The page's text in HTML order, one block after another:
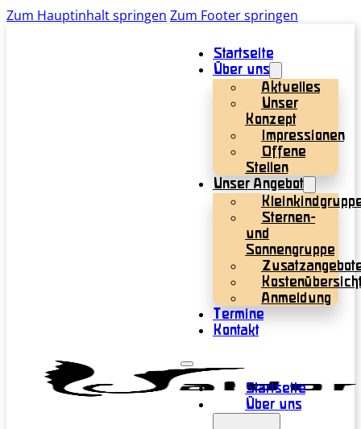
Zum Hauptinhalt springen Zum Footer springen
Startseite
Über uns
Aktuelles
Unser
Konzept
Impressionen
Offene
Stellen
Unser Angebot
Sternen-
und
Sonnengruppe
Kostenübersicht
Anmeldung
Termine
Kontakt
Startseite
Über uns